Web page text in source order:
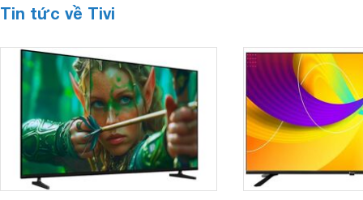
Tin tức về Tivi